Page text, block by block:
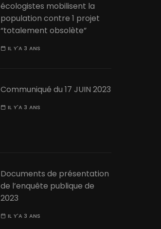
écologistes mobilisent la
population contre 1 projet
“totalement obsolète”
IL Y'A 3 ANS
Communiqué du 17 JUIN 2023
IL Y'A 3 ANS
Documents de présentation
de l’enquête publique de
2023
IL Y'A 3 ANS